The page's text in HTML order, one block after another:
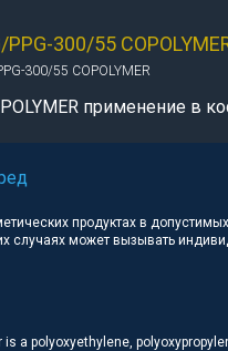
PPG-300/55
300/55 COPOLYMER
применение в
продуктах в
случаях может вызывать
is a polyoxyethylene,